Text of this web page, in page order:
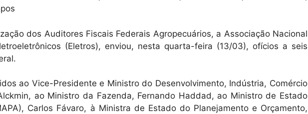
dos Auditores Fiscais Federais Agropecuários, a Associação Nacional
(Eletros), enviou, nesta quarta-feira (13/03), ofícios a seis
ao Vice-Presidente e Ministro do Desenvolvimento, Indústria, Comércio
ao Ministro da Fazenda, Fernando Haddad, ao Ministro de Estado
Carlos Fávaro, à Ministra de Estado do Planejamento e Orçamento,